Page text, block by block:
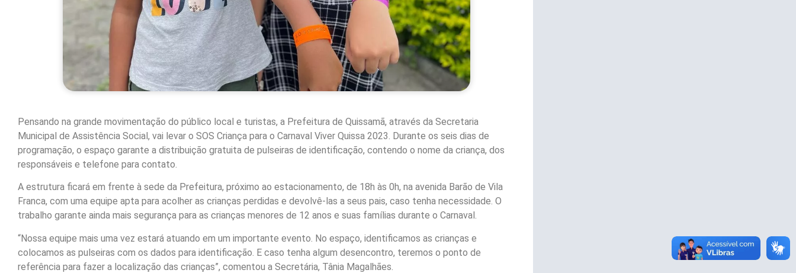
Pensando na grande movimentação do público local e turistas, a Prefeitura de Quissamã, através da Secretaria
Municipal de Assistência Social, vai levar o SOS Criança para o Carnaval Viver Quissa 2023. Durante os seis dias de
programação, o espaço garante a distribuição gratuita de pulseiras de identificação, contendo o nome da criança, dos
responsáveis e telefone para contato.
A estrutura ficará em frente à sede da Prefeitura, próximo ao estacionamento, de 18h às 0h, na avenida Barão de Vila
Franca, com uma equipe apta para acolher as crianças perdidas e devolvê-las a seus pais, caso tenha necessidade. O
trabalho garante ainda mais segurança para as crianças menores de 12 anos e suas famílias durante o Carnaval.
“Nossa equipe mais uma vez estará atuando em um importante evento. No espaço, identificamos as crianças e
colocamos as pulseiras com os dados para identificação. E caso tenha algum desencontro, teremos o ponto de
referência para fazer a localização das crianças”, comentou a Secretária, Tânia Magalhães.